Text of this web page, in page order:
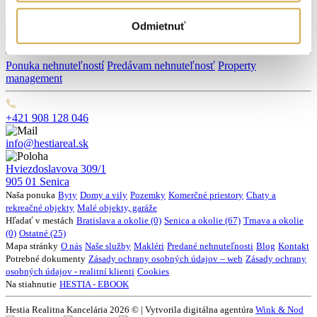
Odmietnuť
Ponuka nehnuteľností Predávam nehnuteľnosť Property
management
+421 908 128 046
info@hestiareal.sk
Hviezdoslavova 309/1
905 01 Senica
Naša ponuka Byty Domy a vily Pozemky Komerčné priestory Chaty a
rekreačné objekty Malé objekty, garáže
Hľadať v mestách Bratislava a okolie (0) Senica a okolie (67) Trnava a okolie
(0) Ostatné (25)
Mapa stránky O nás Naše služby Makléri Predané nehnuteľnosti Blog Kontakt
Potrebné dokumenty Zásady ochrany osobných údajov – web Zásady ochrany
osobných údajov - realitní klienti Cookies
Na stiahnutie HESTIA - EBOOK
Hestia Realitna Kancelária 2026 © | Vytvorila digitálna agentúra Wink & Nod